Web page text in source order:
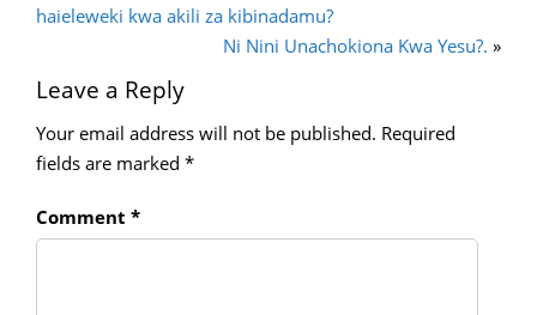
haieleweki kwa akili za kibinadamu?
Ni Nini Unachokiona Kwa Yesu?. »
Leave a Reply
Your email address will not be published. Required
fields are marked *
Comment *